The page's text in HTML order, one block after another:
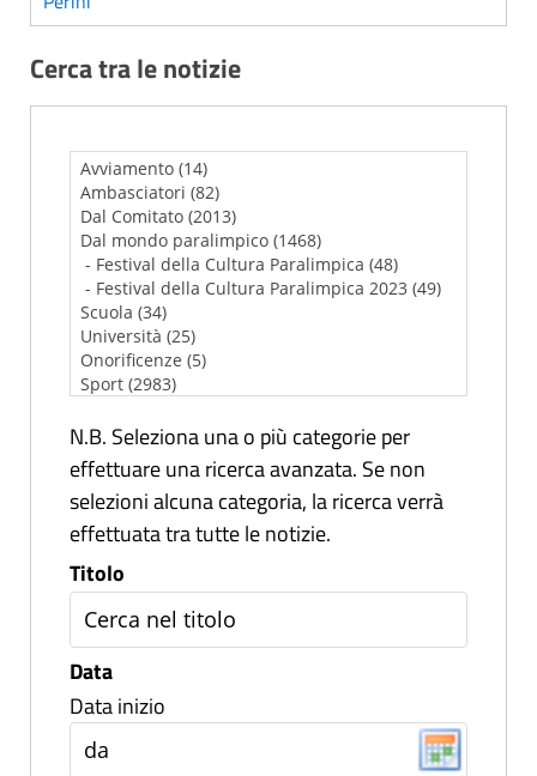
Cerca tra le notizie
N.B. Seleziona una o più categorie per
effettuare una ricerca avanzata. Se non
selezioni alcuna categoria, la ricerca verrà
effettuata tra tutte le notizie.
Titolo
Data
Data inizio